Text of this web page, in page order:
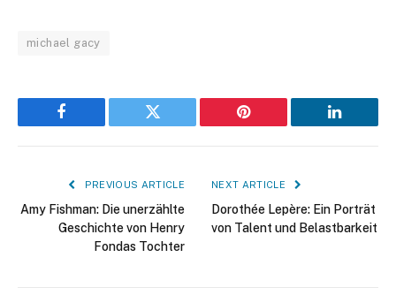
michael gacy
Facebook Twitter Pinterest LinkedIn
PREVIOUS ARTICLE
Amy Fishman: Die unerzählte
Geschichte von Henry
Fondas Tochter
NEXT ARTICLE
Dorothée Lepère: Ein Porträt
von Talent und Belastbarkeit